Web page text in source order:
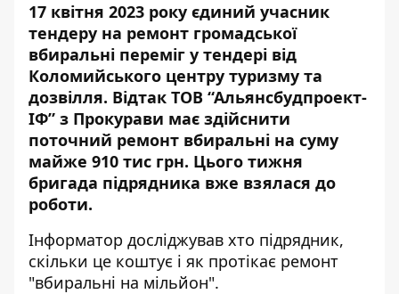
17 квітня 2023 року єдиний учасник
тендеру на ремонт громадської
вбиральні переміг у тендері від
Коломийського центру туризму та
дозвілля. Відтак ТОВ “Альянсбудпроект-
ІФ” з Прокурави має здійснити
поточний ремонт вбиральні на суму
майже 910 тис грн. Цього тижня
бригада підрядника вже взялася до
роботи.
Інформатор досліджував хто підрядник,
скільки це коштує і як протікає ремонт
"вбиральні на мільйон".